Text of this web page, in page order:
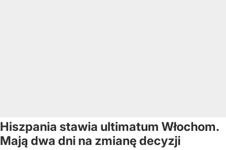
Hiszpania stawia ultimatum Włochom.
Mają dwa dni na zmianę decyzji